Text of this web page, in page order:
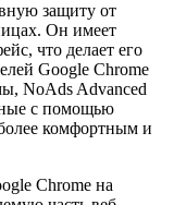
защиту от
Он имеет
что делает его
Google Chrome
NoAds Advanced
с помощью
комфортным и
Chrome на